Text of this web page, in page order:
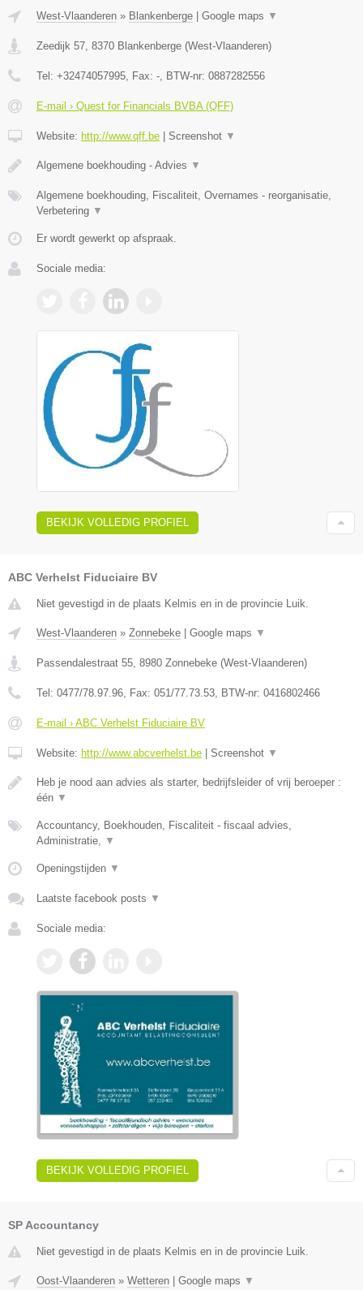
West-Vlaanderen » Blankenberge Google maps ▼
Zeedijk 57, 8370 Blankenberge (West-Vlaanderen)
Tel: +32474057995, Fax: -, BTW-nr: 0887282556
E-mail › Quest for Financials BVBA (QFF)
Website: http://www.qff.be Screenshot ▼
Algemene boekhouding - Advies ▼
Algemene boekhouding, Fiscaliteit, Overnames - reorganisatie,
Verbetering ▼
Er wordt gewerkt op afspraak.
Sociale media:
BEKIJK VOLLEDIG PROFIEL
ABC Verhelst Fiduciaire BV
Niet gevestigd in de plaats Kelmis en in de provincie Luik.
West-Vlaanderen » Zonnebeke Google maps ▼
Passendalestraat 55 8980 Zonnebeke (West-Vlaanderen)
Tel: 0477/78.97.96 , Fax: 051/77.73.53 , BTW-nr: 0416802466
E-mail › ABC Verhelst Fiduciaire BV
Website: http://www.abcverhelst.be Screenshot ▼
Heb je nood aan advies als starter, bedrijfsleider of vrij beroeper :
één ▼
Accountancy, Boekhouden, Fiscaliteit - fiscaal advies,
Administratie,
▼
Openingstijden ▼
Laatste facebook posts ▼
Sociale media:
BEKIJK VOLLEDIG PROFIEL
SP Accountancy
Niet gevestigd in de plaats Kelmis en in de provincie Luik.
Oost-Vlaanderen » Wetteren Google maps ▼